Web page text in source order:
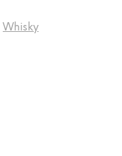
Whisky